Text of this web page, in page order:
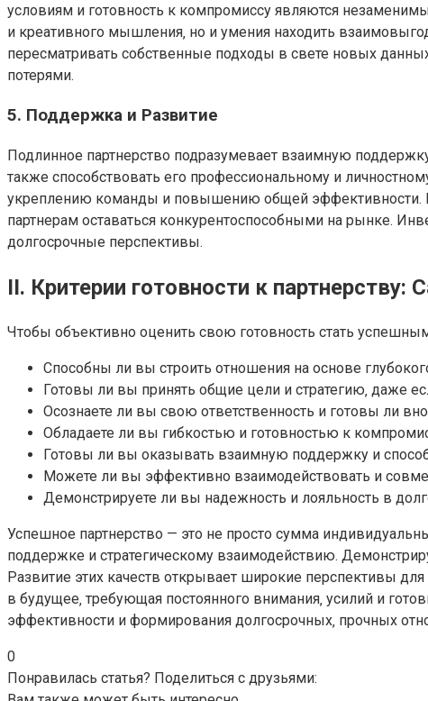
условиям и готовность к компромиссу являются
и креативного мышления‚ но и умения находить
пересматривать собственные подходы в свете новых
потерями.
5. Поддержка и Развитие
Подлинное партнерство подразумевает взаимную
также способствовать его профессиональному и
укреплению команды и повышению общей эффективности.
партнерам оставаться конкурентоспособными на рынке.
долгосрочные перспективы.
II. Критерии готовности к партнерству:
Чтобы объективно оценить свою готовность стать
Способны ли вы строить отношения на основе
Готовы ли вы принять общие цели и стратегию‚ даже
Осознаете ли вы свою ответственность и готовы ли
Обладаете ли вы гибкостью и готовностью к
Готовы ли вы оказывать взаимную поддержку и
Можете ли вы эффективно взаимодействовать и
Демонстрируете ли вы надежность и лояльность в
Успешное партнерство — это не просто сумма
поддержке и стратегическому взаимодействию.
Развитие этих качеств открывает широкие перспективы
в будущее‚ требующая постоянного внимания‚ усилий и
эффективности и формирования долгосрочных‚ прочных
0
Понравилась статья? Поделиться с друзьями: